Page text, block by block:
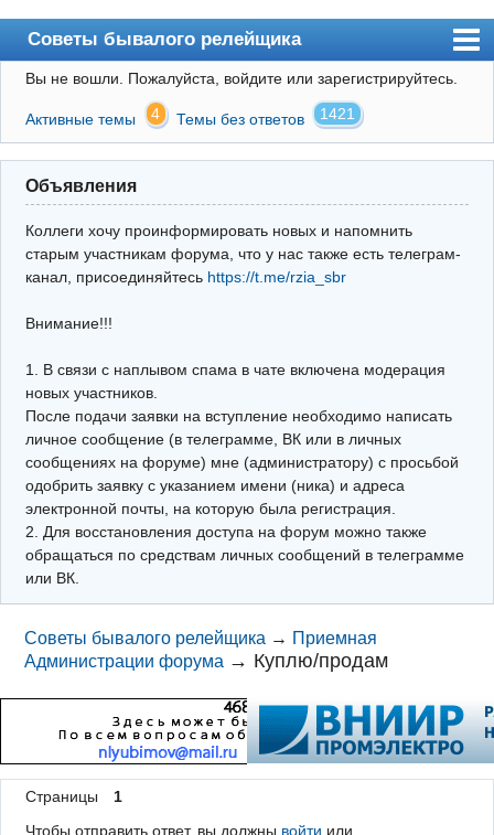
Советы бывалого релейщика
Форум
Правила
Поиск
Регистрация
Архив
Почта
Поиск релейщика
Видео РЗиА
Фотохостинг
Телеграм
Вы не вошли. Пожалуйста, войдите или зарегистрируйтесь.
Активные темы 4 Темы без ответов 1421
Объявления
Коллеги хочу проинформировать новых и напомнить
старым участникам форума, что у нас также есть телеграм-
канал, присоединяйтесь https://t.me/rzia_sbr
Внимание!!!
1. В связи с наплывом спама в чате включена модерация
новых участников.
После подачи заявки на вступление необходимо написать
личное сообщение (в телеграмме, ВК или в личных
сообщениях на форуме) мне (администратору) с просьбой
одобрить заявку с указанием имени (ника) и адреса
электронной почты, на которую была регистрация.
2. Для восстановления доступа на форум можно также
обращаться по средствам личных сообщений в телеграмме
или ВК.
Советы бывалого релейщика → Приемная
Администрации форума → Куплю/продам
Страницы
1
Чтобы отправить ответ, вы должны войти или